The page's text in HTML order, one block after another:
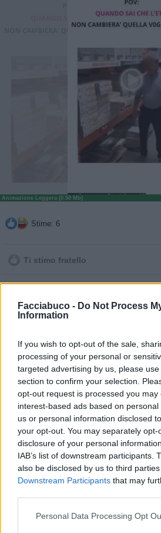
Facciabuco - Do Not Process
Information
If you wish to opt-out of the sale,
processing of your personal or
targeted advertising by us, please
section to confirm your selection.
opt-out request is processed you may
interest-based ads based on
us or personal information disclosed
your opt-out. You may separately
disclosure of your personal
IAB’s list of downstream participants.
also be disclosed by us to third
Downstream Participants that may
Personal Data Processing Opt
Animazione Leggera (0.50 Mb)
Stime: 6
Ti stimo fratello
Salva
Danilele:
1
Ti stimo·
Desmodromico Danilele
1
21 Ottobre 2025 alle ore 14:43
Rispondi